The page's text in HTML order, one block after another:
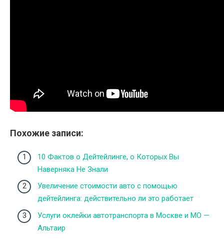
Похожие записи:
10 Фактов о Дейтейлинге, о Которых Вы
Наверняка Не Знали
Увеличение стоимости авто с помощью
дейтейлинга: действительно ли это работает
Услуги оклейки автотранспорта в Москве и МО —
Альтаир